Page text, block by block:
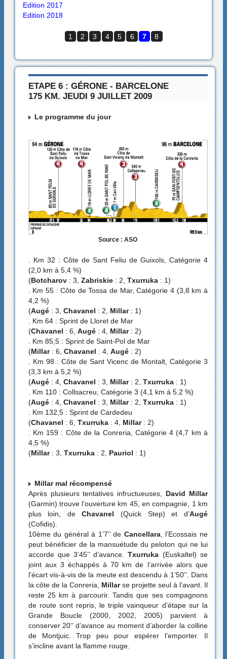
Edition 2017
Edition 2018
1 2 3 4 5 6 7 8
ETAPE 6 : GÉRONE - BARCELONE
175 KM. JEUDI 9 JUILLET 2009
Le programme du jour
Source : ASO
. Km 32 : Côte de Sant Feliu de Guixols, Catégorie 4
(2,0 km à 5,4 %)
(Botcharov: 3, Zabriskie: 2, Txurruka: 1)
. Km 55 : Côte de Tossa de Mar, Catégorie 4 (3,8 km à
4,2 %)
(Augé: 3, Chavanel : 2, Millar: 1)
. Km 64 : Sprint de Lloret de Mar
(Chavanel : 6, Augé: 4, Millar: 2)
. Km 85,5 : Sprint de Saint-Pol de Mar
(Millar: 6, Chavanel : 4, Augé: 2)
. Km 98 : Côte de Sant Vicenc de Montalt, Catégorie 3
(3,3 km à 5,2 %)
(Augé: 4, Chavanel : 3, Millar: 2, Txurruka: 1)
. Km 110 : Collsacreu, Catégorie 3 (4,1 km à 5,2 %)
(Augé: 4, Chavanel : 3, Millar: 2, Txurruka: 1)
. Km 132,5 : Sprint de Cardedeu
(Chavanel : 6, Txurruka: 4, Millar: 2)
. Km 159 : Côte de la Conreria, Catégorie 4 (4,7 km à
4,5 %)
(Millar: 3, Txurruka: 2, Pauriol : 1)
Millar mal récompensé
Après plusieurs tentatives infructueuses,
David Millar
(Garmin) trouve l’ouverture km 45, en compagnie, 1 km
plus loin, deChavanel (Quick Step) et d’Augé
(Cofidis).
10ème du général à 1’7’’ de Cancellara, l’Ecossais ne
peut bénéficier de la mansuétude du peloton qui ne lui
accorde que 3’45’’ d’avance.Txurruka (Euskaltel) se
joint aux 3 échappés à 70 km de l’arrivée alors que
l’écart vis-à-vis de la meute est descendu à 1’50’’. Dans
la côte de la Conreria, Millarse projette seul à l’avant. Il
reste 25 km à parcourir. Tandis que ses compagnons
de route sont repris, le triple vainqueur d’étape sur la
Grande Boucle (2000, 2002, 2005) parvient à
conserver 20’’ d’avance au moment d’aborder la colline
de Montjuic. Trop peu pour espérer l’emporter. Il
s’incline avant la flamme rouge.